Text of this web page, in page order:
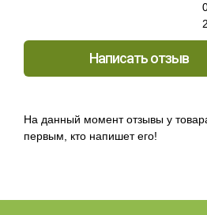
Написать отзыв
На данный момент отзывы у
первым, кто напишет его!